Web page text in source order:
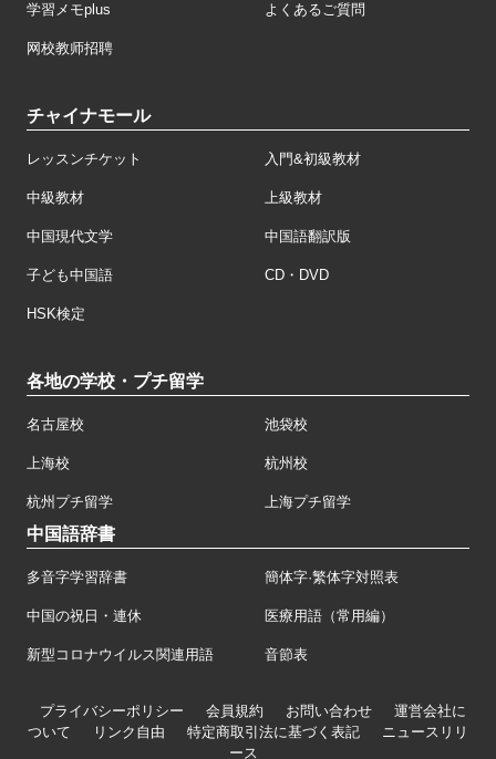
学習メモplus よくあるご質問
网校教师招聘
チャイナモール
レッスンチケット 入門&初級教材
中級教材 上級教材
中国現代文学 中国語翻訳版
子ども中国語 CD・DVD
HSK検定
各地の学校・プチ留学
名古屋校 池袋校
上海校 杭州校
杭州プチ留学 上海プチ留学
中国語辞書
多音字学習辞書 簡体字·繁体字対照表
中国の祝日・連休 医療用語（常用編）
新型コロナウイルス関連用語 音節表
プライバシーポリシー 会員規約 お問い合わせ
運営会社に
ついて
リンク自由 特定商取引法に基づく表記
ニュースリリ
ース